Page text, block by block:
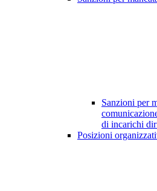
Sanzioni per
di incarichi
Posizioni